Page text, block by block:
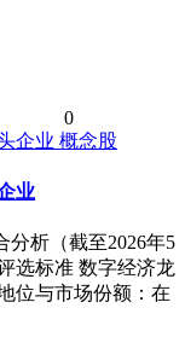
0
概念股
业
分析（截至2026年5
选标准 数字经济龙
位与市场份额：在